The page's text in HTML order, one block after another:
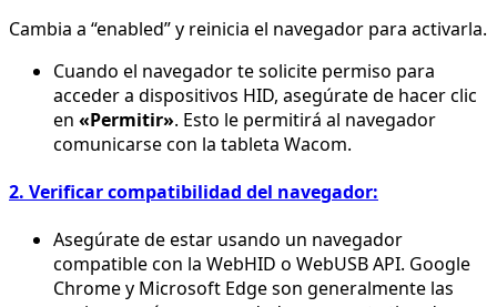
Cambia a “enabled” y reinicia el navegador para activarla.
Cuando el navegador te solicite permiso para
acceder a dispositivos HID, asegúrate de hacer clic
en «Permitir». Esto le permitirá al navegador
comunicarse con la tableta Wacom.
2. Verificar compatibilidad del navegador:
Asegúrate de estar usando un navegador
compatible con la WebHID o WebUSB API. Google
Chrome y Microsoft Edge son generalmente las